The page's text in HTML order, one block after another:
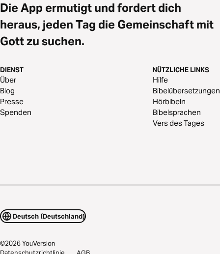
Die App ermutigt und fordert dich
heraus, jeden Tag die Gemeinschaft mit
Gott zu suchen.
DIENST
Über
Blog
Presse
Spenden
NÜTZLICHE LINKS
Hilfe
Bibelübersetzungen
Hörbibeln
Bibelsprachen
Vers des Tages
Deutsch (Deutschland)
©2026YouVersion